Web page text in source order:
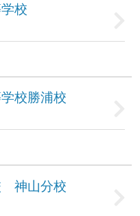
校
校勝浦校
神山分校